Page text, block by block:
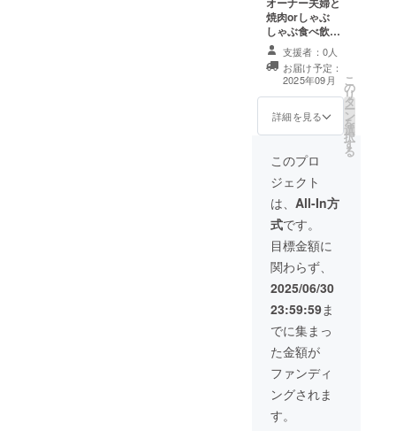
焼肉orしゃぶ
しゃぶ食べ飲み
放題（店はオー
ナー指定）、愛
を込めたサンク
スメール 開催時
期：2025年秋頃
（9〜11月を予
焼肉orオーナー
におまかせ い
ずれかを記載く
ださい。
支援者：0人
お届け予定：
2025年09月
詳細を見る
こ
の
リ
タ
ー
ン
を
選
択
す
る
このプロ
ジェクト
は、 All-In方
式です。
目標金額に
関わらず、
2025/06/30
23:59:59ま
でに集まっ
た金額が
ファンディ
ングされま
す。